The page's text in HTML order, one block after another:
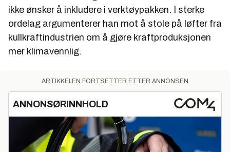
ikke ønsker å inkludere i verktøypakken. I sterke
ordelag argumenterer han mot å stole på løfter fra
kullkraftindustrien om å gjøre kraftproduksjonen
mer klimavennlig.
ARTIKKELEN FORTSETTER ETTER ANNONSEN
ANNONSØRINNHOLD